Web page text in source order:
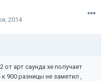
2014
от арт саунда хе получает
к 900 разницы не заметил ,